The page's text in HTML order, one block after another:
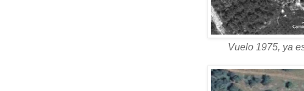
Vuelo 1975, ya